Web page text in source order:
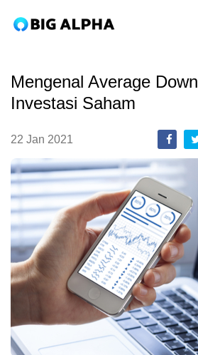
Mengenal Average
Investasi Saham
22 Jan 2021